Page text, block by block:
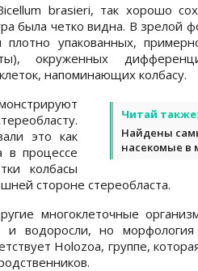
brasieri, так хорошо
была четко видна. В зрелой
упакованных,
окруженных
напоминающих колбасу.
Читай также:
Найдены
насекомые в
это как
в процессе
колбасы
стороне стереобласта.
многоклеточные
водоросли, но
Holozoa, группе,